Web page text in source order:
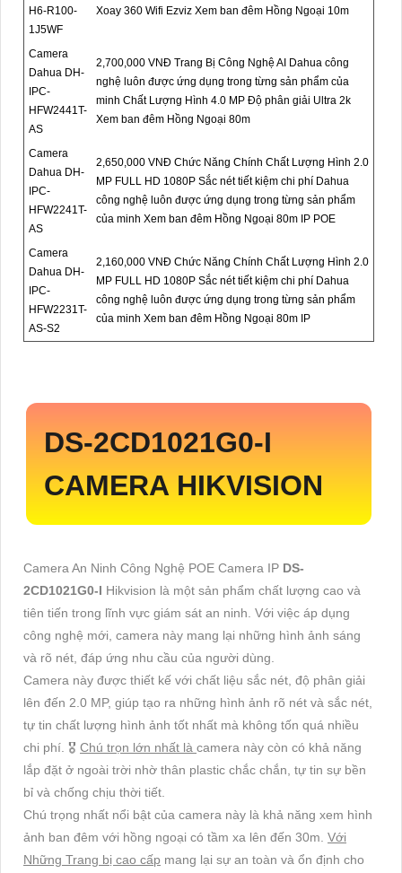
H6-R100-
1J5WF
Xoay 360 Wifi Ezviz Xem ban đêm Hồng Ngoại 10m
Camera
Dahua DH-
IPC-
HFW2441T-
AS
2,700,000 VNĐ Trang Bị Công Nghệ AI Dahua công
nghệ luôn được ứng dụng trong từng sản phẩm của
minh Chất Lượng Hình 4.0 MP Độ phân giải Ultra 2k
Xem ban đêm Hồng Ngoại 80m
Camera
Dahua DH-
IPC-
HFW2241T-
AS
2,650,000 VNĐ Chức Năng Chính Chất Lượng Hình 2.0
MP FULL HD 1080P Sắc nét tiết kiệm chi phí Dahua
công nghệ luôn được ứng dụng trong từng sản phẩm
của minh Xem ban đêm Hồng Ngoại 80m IP POE
Camera
Dahua DH-
IPC-
HFW2231T-
AS-S2
2,160,000 VNĐ Chức Năng Chính Chất Lượng Hình 2.0
MP FULL HD 1080P Sắc nét tiết kiệm chi phí Dahua
công nghệ luôn được ứng dụng trong từng sản phẩm
của minh Xem ban đêm Hồng Ngoại 80m IP
DS-2CD1021G0-I
CAMERA HIKVISION
Camera An Ninh Công Nghệ POE Camera IP DS-
2CD1021G0-I Hikvision là một sản phẩm chất lượng cao và
tiên tiến trong lĩnh vực giám sát an ninh. Với việc áp dụng
công nghệ mới, camera này mang lại những hình ảnh sáng
và rõ nét, đáp ứng nhu cầu của người dùng.
Camera này được thiết kế với chất liệu sắc nét, độ phân giải
lên đến 2.0 MP, giúp tạo ra những hình ảnh rõ nét và sắc nét,
tự tin chất lượng hình ảnh tốt nhất mà không tốn quá nhiều
chi phí. 🎖️ Chú trọn lớn nhất là camera này còn có khả năng
lắp đặt ở ngoài trời nhờ thân plastic chắc chắn, tự tin sự bền
bỉ và chống chịu thời tiết.
Chú trọng nhất nổi bật của camera này là khả năng xem hình
ảnh ban đêm với hồng ngoại có tầm xa lên đến 30m. Với
Những Trang bị cao cấp mang lại sự an toàn và ổn định cho